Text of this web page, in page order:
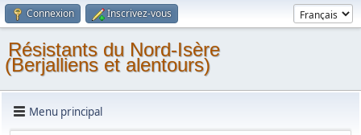
Connexion Inscrivez-vous
Résistants du Nord-Isère
(Berjalliens et alentours)
Menu principal